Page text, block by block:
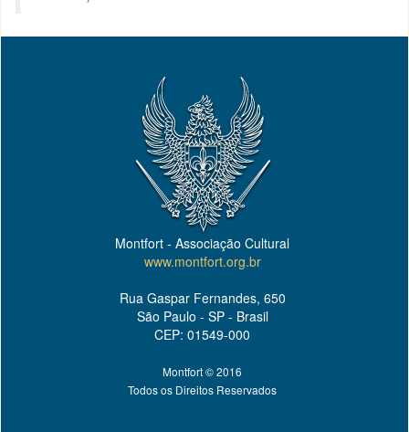
Montfort - Associação Cultural
www.montfort.org.br
Rua Gaspar Fernandes, 650
São Paulo - SP - Brasil
CEP: 01549-000
Montfort © 2016
Todos os Direitos Reservados